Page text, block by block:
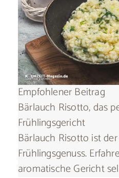
Empfohlener Beitrag
Bärlauch Risotto, das
Frühlingsgericht
Bärlauch Risotto ist
Frühlingsgenuss.
aromatische Gericht